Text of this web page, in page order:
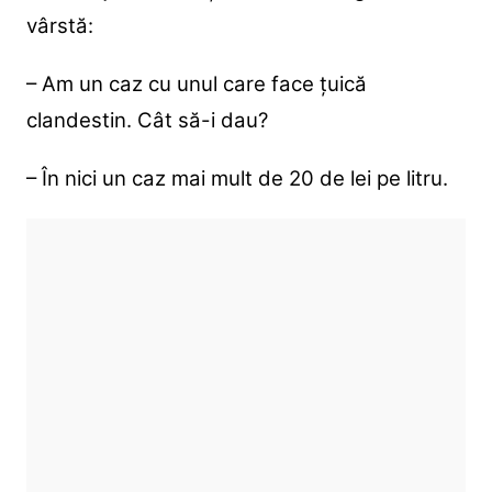
vârstă:
– Am un caz cu unul care face țuică
clandestin. Cât să-i dau?
– În nici un caz mai mult de 20 de lei pe litru.